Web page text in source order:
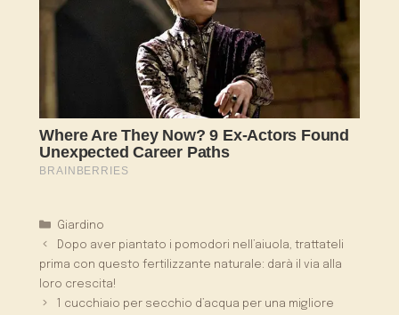
Categorie
Giardino
Dopo aver piantato i pomodori nell’aiuola, trattateli
prima con questo fertilizzante naturale: darà il via alla
loro crescita!
1 cucchiaio per secchio d’acqua per una migliore